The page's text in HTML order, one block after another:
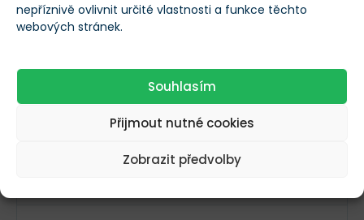
nepříznivě ovlivnit určité vlastnosti a funkce těchto
webových stránek.
Souhlasím
Přijmout nutné cookies
Zobrazit předvolby
Založeno
--
Finanční služby